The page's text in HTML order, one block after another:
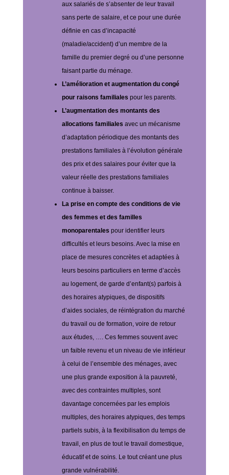
aux salariés de s’absenter de leur travail
sans perte de salaire, et ce pour une durée
définie en cas d’incapacité
(maladie/accident) d’un membre de la
famille du premier degré ou d’une personne
faisant partie du ménage.
L’amélioration et augmentation du congé
pour raisons familiales pour les parents.
L’augmentation des montants des
allocations familiales avec un mécanisme
d’adaptation périodique des montants des
prestations familiales à l’évolution générale
des prix et des salaires pour éviter que la
valeur réelle des prestations familiales
continue à baisser.
La prise en compte des conditions de vie
des femmes et des familles
monoparentales pour identifier leurs
difficultés et leurs besoins. Avec la mise en
place de mesures concrètes et adaptées à
leurs besoins particuliers en terme d’accès
au logement, de garde d’enfant(s) parfois à
des horaires atypiques, de dispositifs
d’aides sociales, de réintégration du marché
du travail ou de formation, voire de retour
aux études, …. Ces femmes souvent avec
un faible revenu et un niveau de vie inférieur
à celui de l’ensemble des ménages, avec
une plus grande exposition à la pauvreté,
avec des contraintes multiples, sont
davantage concernées par les emplois
multiples, des horaires atypiques, des temps
partiels subis, à la flexibilisation du temps de
travail, en plus de tout le travail domestique,
éducatif et de soins. Le tout créant une plus
grande vulnérabilité.